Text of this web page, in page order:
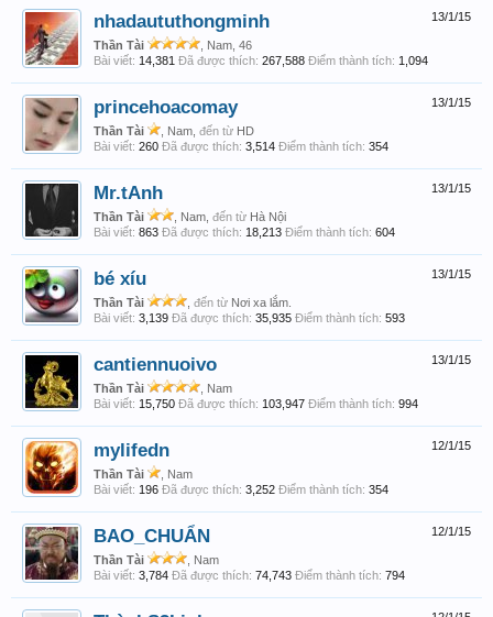
13/1/15
nhadaututhongminh
Thần Tài
, Nam, 46
Bài viết: 14,381 Đã được thích: 267,588 Điểm thành tích: 1,094
13/1/15
princehoacomay
Thần Tài , Nam, đến từ HD
Bài viết: 260 Đã được thích: 3,514 Điểm thành tích: 354
13/1/15
Mr.tAnh
Thần Tài , Nam, đến từ Hà Nội
Bài viết: 863 Đã được thích: 18,213 Điểm thành tích: 604
13/1/15
bé xíu
Thần Tài đến từ Nơi xa lắm.
Bài viết: 3,139 Đã được thích: 35,935 Điểm thành tích: 593
13/1/15
cantiennuoivo
Thần Tài
, Nam
Bài viết: 15,750 Đã được thích: 103,947 Điểm thành tích: 994
12/1/15
mylifedn
Thần Tài
, Nam
Bài viết: 196 Đã được thích: 3,252 Điểm thành tích: 354
12/1/15
BAO_CHUẨN
Thần Tài
, Nam
Bài viết: 3,784 Đã được thích: 74,743 Điểm thành tích: 794